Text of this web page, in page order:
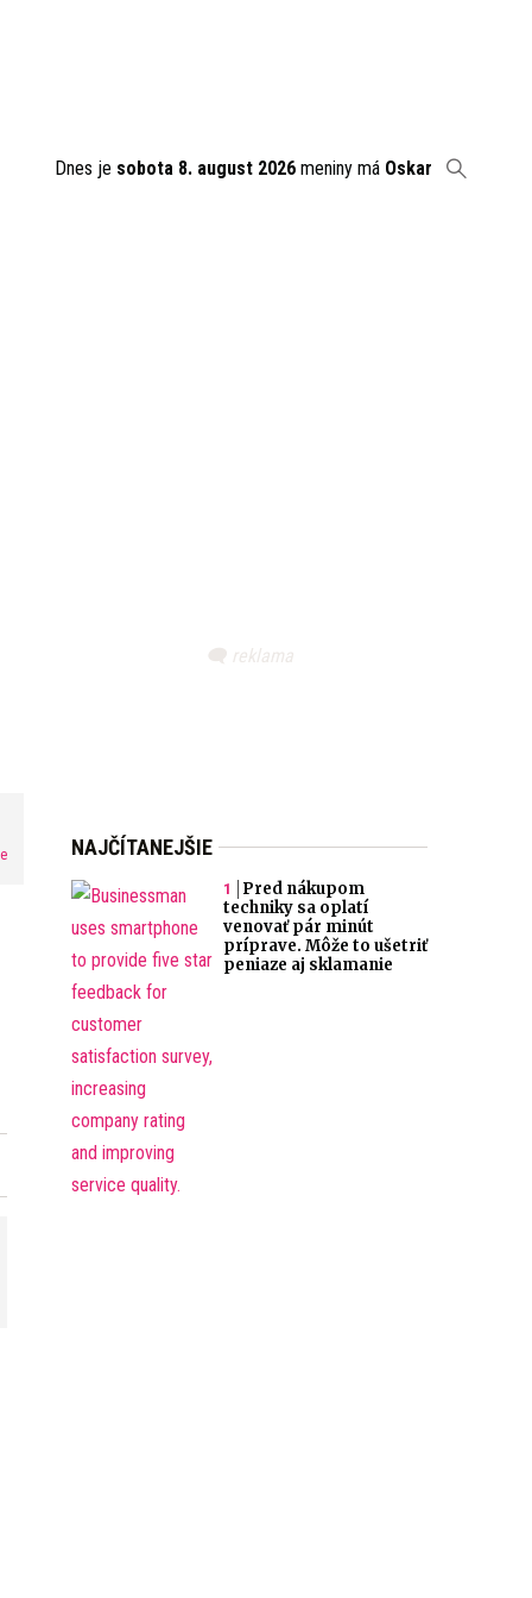
Dnes je sobota 8. august 2026 meniny má Oskar
NAJČÍTANEJŠIE
Pred nákupom
techniky sa oplatí
venovať pár minút
príprave. Môže to ušetriť
peniaze aj sklamanie